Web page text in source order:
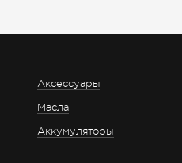
Аксессуары
Масла
Аккумуляторы